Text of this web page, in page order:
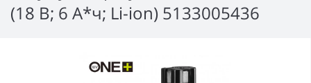
(18 В; 6 А*ч; Li-ion) 5133005436